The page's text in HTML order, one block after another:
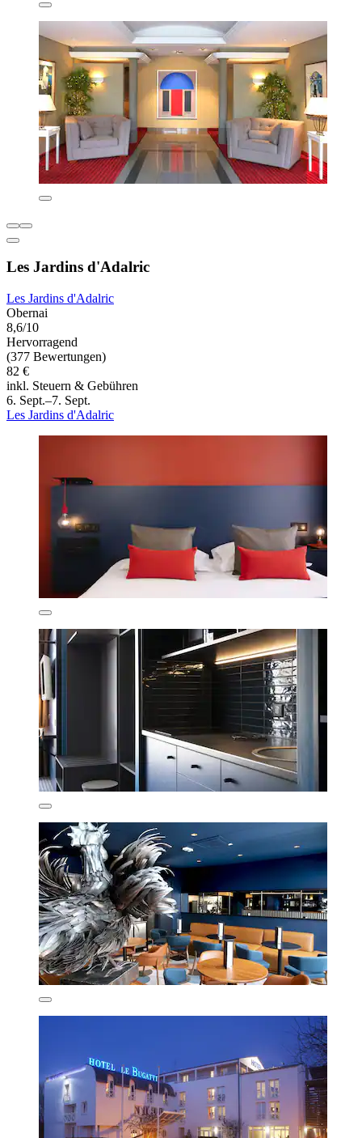
Les Jardins d'Adalric
Les Jardins d'Adalric
Obernai
8,6/10
Hervorragend
(377 Bewertungen)
82 €
inkl. Steuern & Gebühren
6. Sept.–7. Sept.
Les Jardins d'Adalric